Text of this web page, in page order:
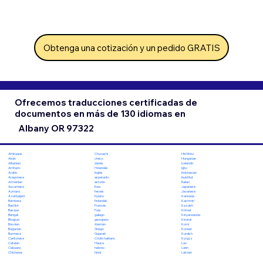
Obtenga una cotización y un pedido GRATIS
Ofrecemos traducciones certificadas de
documentos en más de 130 idiomas en
Albany OR 97322
Afrikaans
Akan
Albanian
Amharic
Arabic
Aragonese
Armenian
Assamese
Aymara
Azerbaijani
Bambara
Bashkir
Basque
Bengali
Bhojpuri
Bosnian
Bulgarian
Burmese
Cantonese
Catalan
Cebuano
Chichewa
Chuvashi
checo
danés
Holandés
Inglés
esperanto
estonio
Ewe
feroés
fiyiano
finlandés
Francés
Fula
gallego
georgiano
Alemán
Griego
Gujarati
Criollo haitiano
Hausa
hebreo
hindi
Hiri Motu
Hungarian
Icelandic
Igbo
Indonesian
Inuktitut
Italian
Japanese
Javanese
Kannada
Kashmiri
Kazakh
Khmer
Kinyarwanda
Kirundi
Komi
Korean
Kurdish
Kyrgyz
Lao
Latin
Latvian